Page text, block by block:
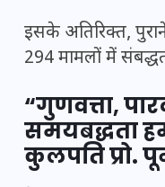
इसके अतिरिक्त,
294 मामलों में
“गुणवत्ता,
समयबद्धता
कुलपति प्रो.